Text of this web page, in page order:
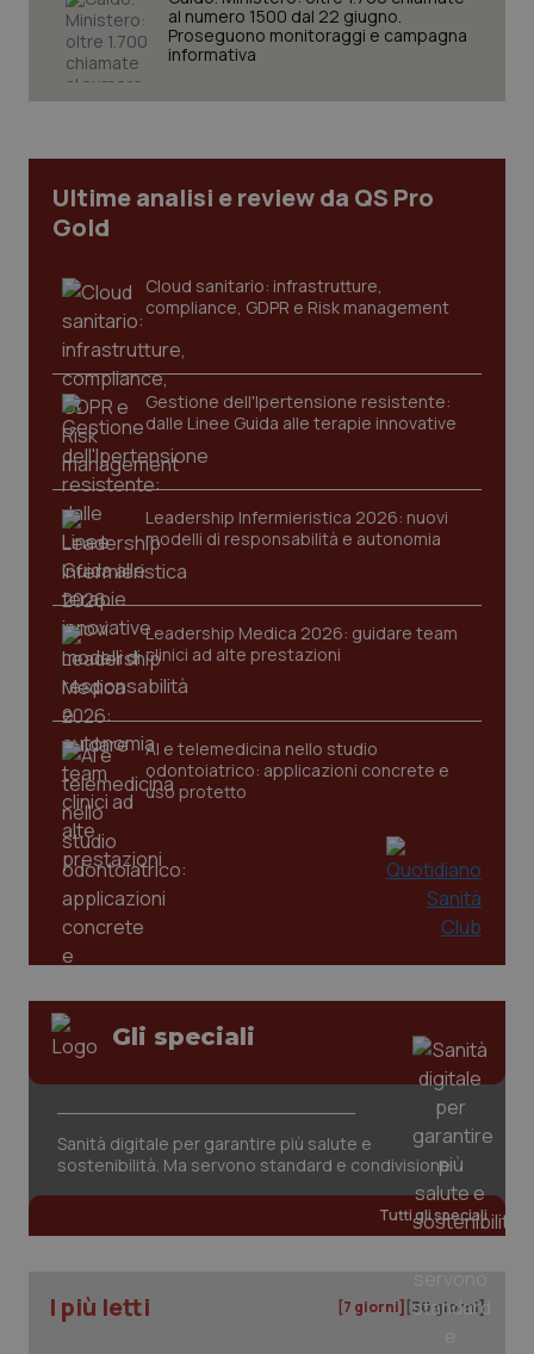
al numero 1500 dal 22 giugno.
Proseguono monitoraggi e campagna
informativa
Ultime analisi e review da QS Pro
Gold
Cloud sanitario: infrastrutture,
compliance, GDPR e Risk management
Gestione dell'Ipertensione resistente:
dalle Linee Guida alle terapie innovative
Leadership Infermieristica 2026: nuovi
modelli di responsabilità e autonomia
Leadership Medica 2026: guidare team
clinici ad alte prestazioni
AI e telemedicina nello studio
odontoiatrico: applicazioni concrete e
uso protetto
Gli speciali
Sanità digitale per garantire più salute e
sostenibilità. Ma servono standard e condivisione
Tutti gli speciali
I più letti [7 giorni] [30 giorni]
Necessari Statistici
funzionare correttamente senza questi cookie.
CookieScriptConsent
CookieScript
www.quotidianosanita.it
tracking-enable
www.quotidianosanita.it
Google LLC
.quotidianosanita.it
1
mese